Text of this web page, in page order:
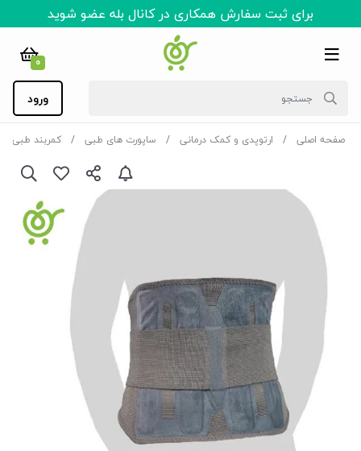
برای ثبت سفارش همکاری در کانال بله عضو شوید
0
ورود
صفحه اصلی ارتوپدی و کمک درمانی ساپورت های طبی کمربند طبی